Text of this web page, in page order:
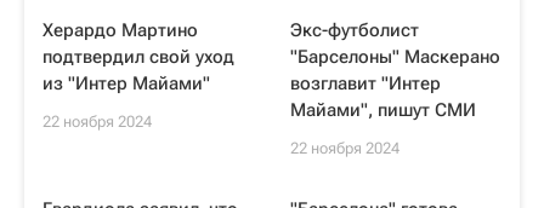
Херардо Мартино
подтвердил свой уход
из "Интер Майами"
22 ноября 2024
Экс-футболист
"Барселоны" Маскерано
возглавит "Интер
Майами", пишут СМИ
22 ноября 2024